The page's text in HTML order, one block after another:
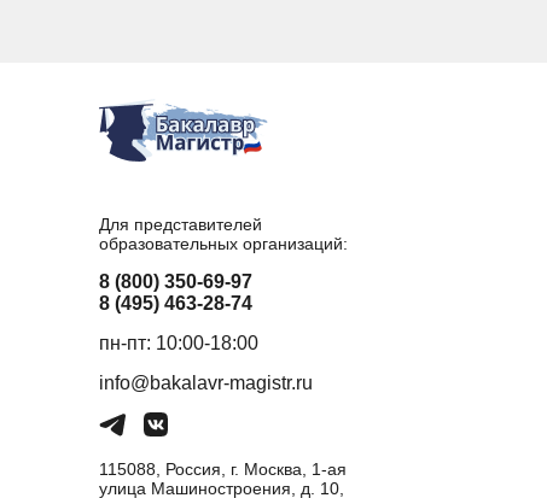
Для представителей
образовательных организаций:
8 (800) 350-69-97
8 (495) 463-28-74
пн-пт: 10:00-18:00
info@bakalavr-magistr.ru
115088, Россия, г. Москва, 1-ая
улица Машиностроения, д. 10,